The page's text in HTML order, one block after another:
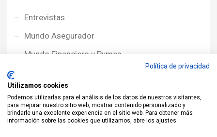
Entrevistas
Mundo Asegurador
Mundo Financiero y Pymes
Noticias NewcorRED
Protagonistas
Política de privacidad
Utilizamos cookies
Podemos utilizarlas para el análisis de los datos de nuestros visitantes,
para mejorar nuestro sitio web, mostrar contenido personalizado y
brindarle una excelente experiencia en el sitio web. Para obtener más
información sobre las cookies que utilizamos, abre los ajustes.